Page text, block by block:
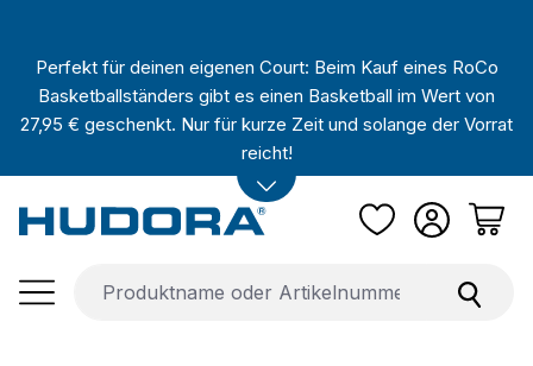
Perfekt für deinen eigenen Court: Beim Kauf eines RoCo
Basketballständers gibt es einen Basketball im Wert von
27,95 € geschenkt. Nur für kurze Zeit und solange der Vorrat
reicht!